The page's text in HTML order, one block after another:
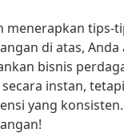
menerapkan tips-
di atas,
bisnis
instan,
yang